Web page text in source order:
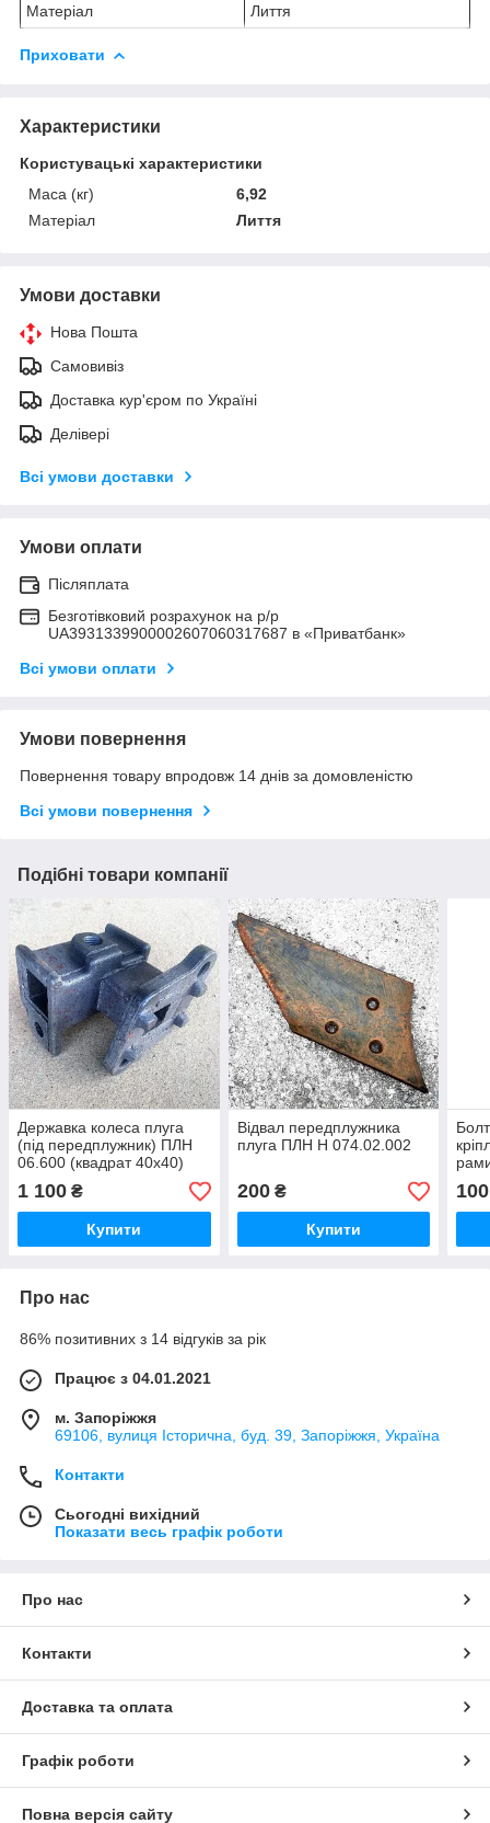
Матеріал
Лиття
Приховати
Характеристики
Користувацькi характеристики
Маса (кг)
6,92
Матеріал
Лиття
Умови доставки
Нова Пошта
Самовивіз
Доставка кур'єром по Україні
Делівері
Всі умови доставки
Умови оплати
Післяплата
Безготівковий розрахунок на р/р
UA3931339900002607060317687 в «Приватбанк»
Всі умови оплати
Умови повернення
Повернення товару впродовж 14 днів за домовленістю
Всі умови повернення
Подібні товари компанії
Державка колеса плуга
(під передплужник) ПЛН
06.600 (квадрат 40х40)
1 100 ₴
Купити
Відвал передплужника
плуга ПЛН Н 074.02.002
200₴
Купити
100
Про нас
86% позитивних з 14 відгуків за рік
Працює з 04.01.2021
м. Запоріжжя
69106, вулиця Історична, буд. 39, Запоріжжя, Україна
Контакти
Сьогодні вихідний
Показати весь графік роботи
Про нас
Контакти
Доставка та оплата
Графік роботи
Повна версія сайту